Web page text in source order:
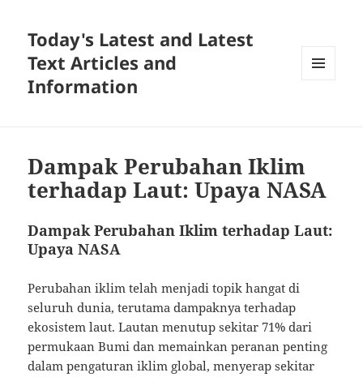
Today's Latest and Latest
Text Articles and
Information
Dampak Perubahan Iklim
terhadap Laut: Upaya NASA
Dampak Perubahan Iklim terhadap Laut:
Upaya NASA
Perubahan iklim telah menjadi topik hangat di
seluruh dunia, terutama dampaknya terhadap
ekosistem laut. Lautan menutup sekitar 71% dari
permukaan Bumi dan memainkan peranan penting
dalam pengaturan iklim global, menyerap sekitar